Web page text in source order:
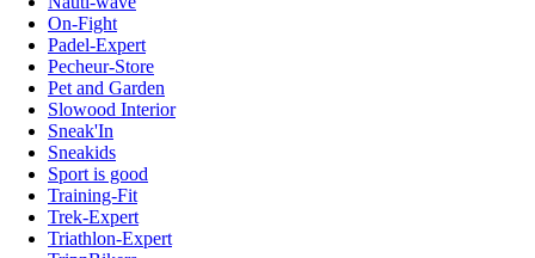
On-Fight
Padel-Expert
Pecheur-Store
Pet and Garden
Slowood Interior
Sneak'In
Sneakids
Sport is good
Training-Fit
Trek-Expert
Triathlon-Expert